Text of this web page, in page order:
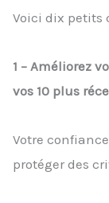
Voici dix petits
1 – Améliorez
vos 10 plus
Votre
protéger des